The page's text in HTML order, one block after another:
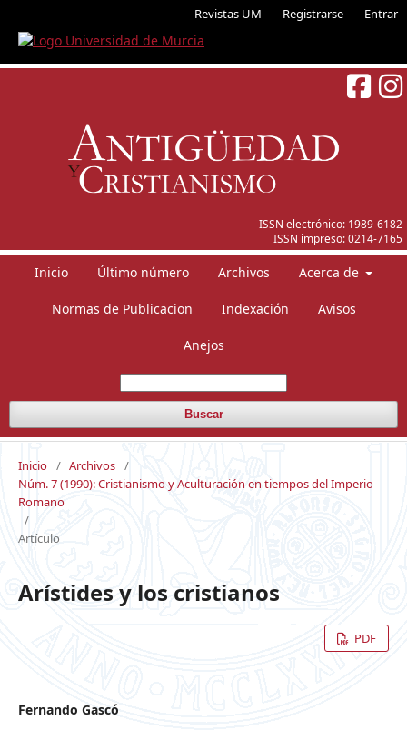
Revistas UM Registrarse Entrar
ISSN electrónico: 1989-6182
ISSN impreso:0214-7165
Inicio Último número Archivos Acerca de
Normas de Publicacion Indexación Avisos
Anejos
Buscar
Inicio / Archivos /
Núm. 7 (1990): Cristianismo y Aculturación en tiempos del Imperio
Romano
/
Artículo
Arístides y los cristianos
PDF
Fernando Gascó